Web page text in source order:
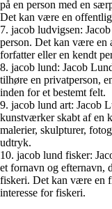
på en person med en
Det kan være en
7. jacob ludvigsen:
person. Det kan være en
forfatter eller en kendt
8. jacob lund: Jacob
tilhøre en privatperson,
inden for et bestemt felt.
9. jacob lund art: Jacob
kunstværker skabt af en
malerier, skulpturer,
udtryk.
10. jacob lund fisker:
et fornavn og efternavn,
fiskeri. Det kan være en
interesse for fiskeri.